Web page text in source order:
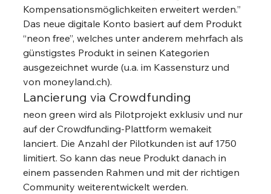
Kompensationsmöglichkeiten erweitert werden.”
Das neue digitale Konto basiert auf dem Produkt
“neon free”, welches unter anderem mehrfach als
günstigstes Produkt in seinen Kategorien
ausgezeichnet wurde (u.a. im Kassensturz und
von moneyland.ch).
Lancierung via Crowdfunding
neon green wird als Pilotprojekt exklusiv und nur
auf der Crowdfunding-Plattform wemakeit
lanciert. Die Anzahl der Pilotkunden ist auf 1750
limitiert. So kann das neue Produkt danach in
einem passenden Rahmen und mit der richtigen
Community weiterentwickelt werden.